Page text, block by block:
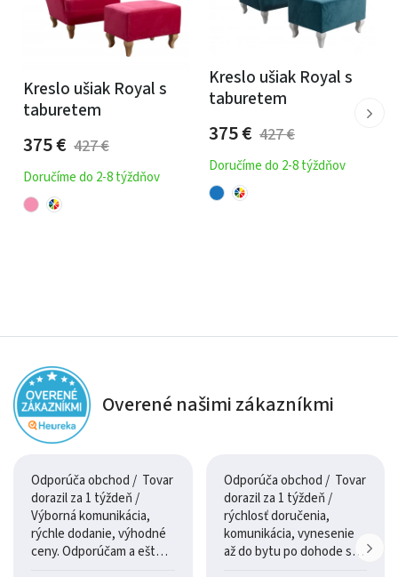
Kreslo ušiak Royal s
taburetem
375€ 427€
Doručíme do 2-8 týždňov
Kreslo ušiak Royal s
taburetem
375€ 427€
Doručíme do 2-8 týždňov
Overené našimi zákazníkmi
Odporúča obchod / Tovar
dorazil za 1 týždeň /
Výborná komunikácia,
rýchle dodanie, výhodné
ceny. Odporúčam a ešte
Odporúča obchod / Tovar
dorazil za 1 týždeň /
rýchlosť doručenia,
komunikácia, vynesenie
až do bytu po dohode so